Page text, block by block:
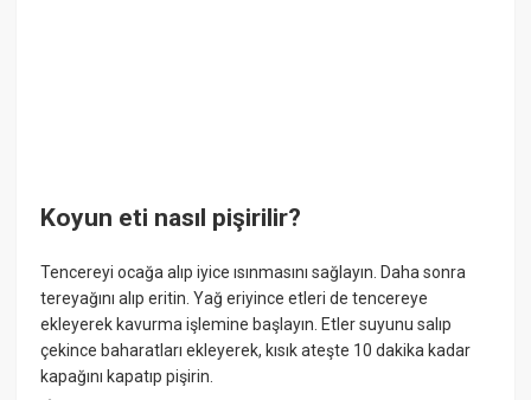
Koyun eti nasıl pişirilir?
Tencereyi ocağa alıp iyice ısınmasını sağlayın. Daha sonra
tereyağını alıp eritin. Yağ eriyince etleri de tencereye
ekleyerek kavurma işlemine başlayın. Etler suyunu salıp
çekince baharatları ekleyerek, kısık ateşte 10 dakika kadar
kapağını kapatıp pişirin.